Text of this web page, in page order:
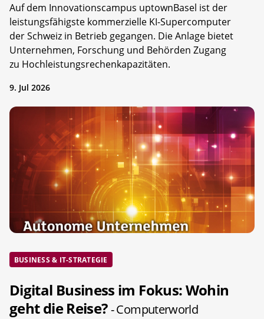
Auf dem Innovationscampus uptownBasel ist der
leistungsfähigste kommerzielle KI-Supercomputer
der Schweiz in Betrieb gegangen. Die Anlage bietet
Unternehmen, Forschung und Behörden Zugang
zu Hochleistungsrechenkapazitäten.
9. Jul 2026
BUSINESS & IT-STRATEGIE
Digital Business im Fokus: Wohin
geht die Reise?- Computerworld